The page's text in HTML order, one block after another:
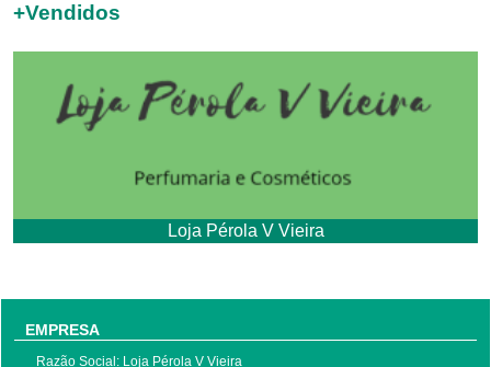
+Vendidos
Loja Pérola V Vieira
EMPRESA
Razão Social: Loja Pérola V Vieira